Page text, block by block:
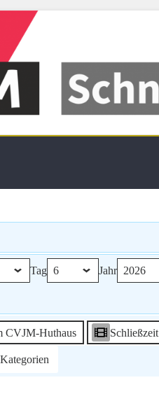
Tag Jahr
CVJM-Huthaus Schließzeit